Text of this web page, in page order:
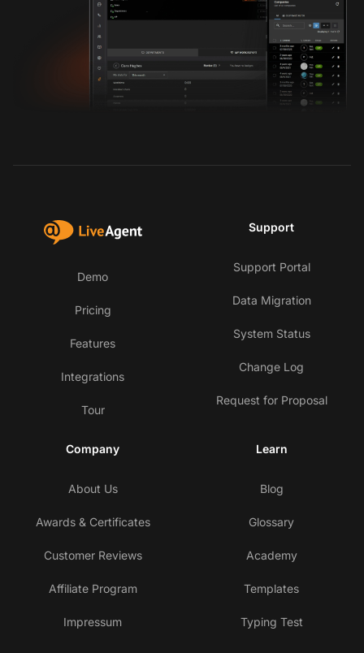
Demo
Pricing
Features
Integrations
Tour
Support
Support Portal
Data Migration
System Status
Change Log
Request for Proposal
Company
About Us
Awards & Certificates
Customer Reviews
Affiliate Program
Impressum
Learn
Blog
Glossary
Academy
Templates
Typing Test